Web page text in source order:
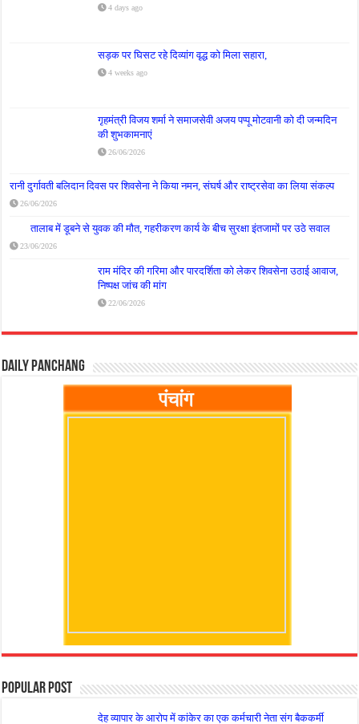
4 days ago
सड़क पर घिसट रहे दिव्यांग वृद्ध को मिला सहारा,
4 weeks ago
गृहमंत्री विजय शर्मा ने समाजसेवी अजय पप्पू मोटवानी को दी जन्मदिन
की शुभकामनाएं
26/06/2026
रानी दुर्गावती बलिदान दिवस पर शिवसेना ने किया नमन, संघर्ष और राष्ट्रसेवा का लिया संकल्प
26/06/2026
तालाब में डूबने से युवक की मौत, गहरीकरण कार्य के बीच सुरक्षा इंतजामों पर उठे सवाल
23/06/2026
राम मंदिर की गरिमा और पारदर्शिता को लेकर शिवसेना उठाई आवाज,
निष्पक्ष जांच की मांग
22/06/2026
Daily Panchang
Popular Post
देह व्यापार के आरोप में कांकेर का एक कर्मचारी नेता संग बैककर्मी